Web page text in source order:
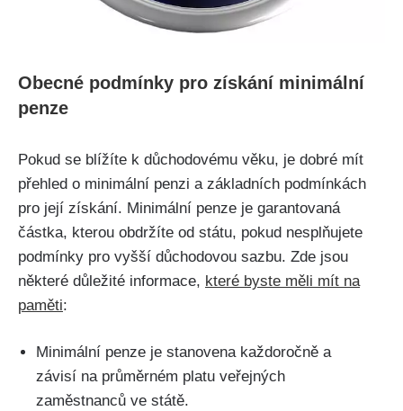
Obecné podmínky pro získání minimální
penze
Pokud se blížíte k důchodovému věku, je dobré mít
přehled o minimální penzi a základních podmínkách
pro její získání. Minimální penze je garantovaná
částka, kterou obdržíte od státu, pokud nesplňujete
podmínky pro vyšší důchodovou sazbu. Zde jsou
některé důležité informace, které byste měli mít na
paměti:
Minimální penze je stanovena každoročně a
závisí na průměrném platu veřejných
zaměstnanců ve státě.